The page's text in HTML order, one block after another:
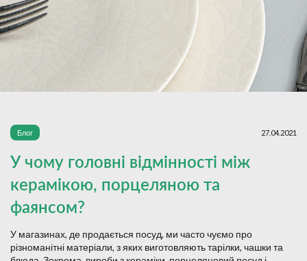
Блог 27.04.2021
У чому головні відмінності між
керамікою, порцеляною та
фаянсом?
У магазинах, де продається посуд, ми часто чуємо про
різноманітні матеріали, з яких виготовляють тарілки, чашки та